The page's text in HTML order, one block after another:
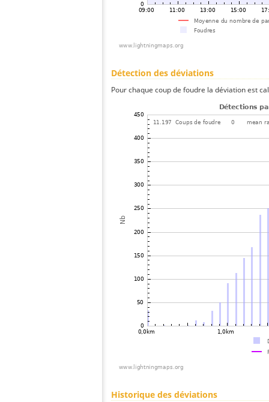
Détection des déviations
Pour chaque coup de foudre la déviation est
Historique des déviations